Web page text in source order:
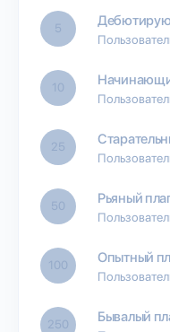
5
10
25
50 Рьяный
100 Опытный
250 Бывалый